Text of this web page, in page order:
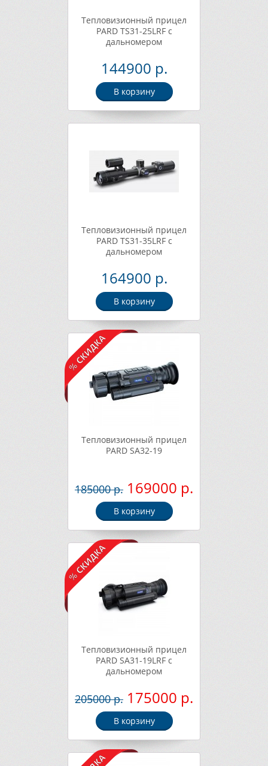
Тепловизионный прицел
PARD TS31-25LRF с
дальномером
144900 р.
В корзину
Тепловизионный прицел
PARD TS31-35LRF с
дальномером
164900 р.
В корзину
Тепловизионный прицел
PARD SA32-19
185000 р. 169000 р.
В корзину
Тепловизионный прицел
PARD SA31-19LRF с
дальномером
205000 р. 175000 р.
В корзину